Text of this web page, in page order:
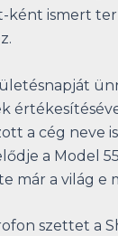
ként ismert
a cég neve
a Model
már a világ e
szettet a